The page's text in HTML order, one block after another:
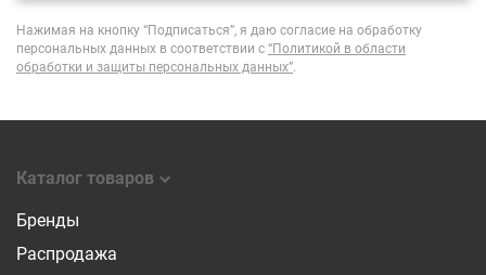
Нажимая на кнопку “Подписаться”, я даю согласие на обработку
персональных данных в соответствии с “Политикой в области
обработки и защиты персональных данных”
Каталог товаров
Бренды
Распродажа